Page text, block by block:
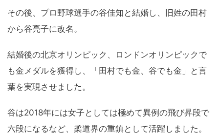
その後、プロ野球選手の谷佳知と結婚し、旧姓の田村
から谷亮子に改名。
結婚後の北京オリンピック、ロンドンオリンピックで
も金メダルを獲得し、「田村でも金、谷でも金」と言
葉を実現させました。
谷は2018年には女子としては極めて異例の飛び昇段で
六段になるなど、柔道界の重鎮として活躍しました。